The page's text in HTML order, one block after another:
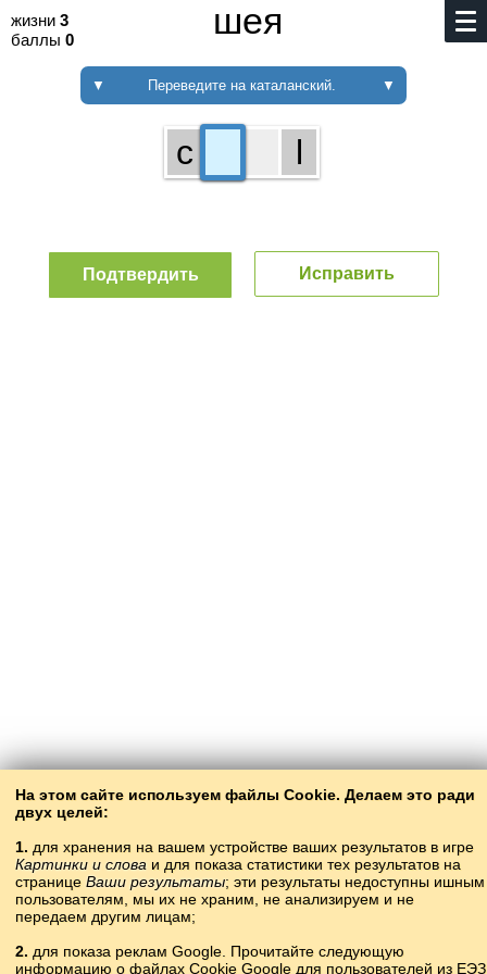
жизни 3
баллы 0 шея
▼ Переведите на каталанский. ▼
На этом сайте используем файлы Cookie. Делаем это ради
двух целей:
1. для хранения на вашем устройстве ваших результатов в игре
Картинки и слова и для показа статистики тех результатов на
странице Ваши результаты; эти результаты недоступны ишным
пользователям, мы их не храним, не анализируем и не
передаем другим лицам;
2. для показа реклам Google. Прочитайте следующую
информацию о файлах Cookie Google для пользователей из ЕЭЗ